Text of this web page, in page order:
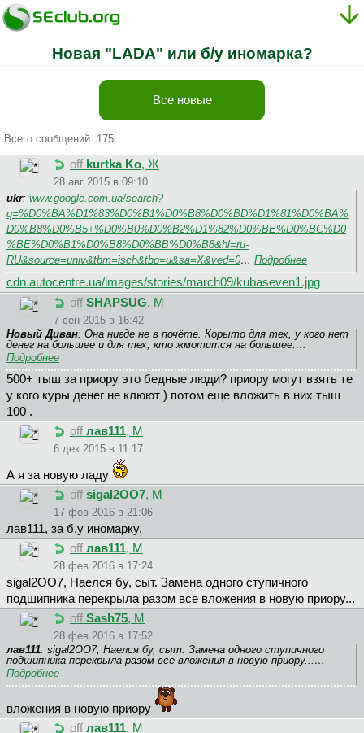
Новая "LADA" или б/у иномарка?
Все новые
Всего сообщений: 175
off kurtka Ko, Ж
28 авг 2015 в 09:10
ukr: www.google.com.ua/search?
q=%D0%BA%D1%83%D0%B1%D0%B8%D0%BD%D1%81%D0%BA%
D0%B8%D0%B5+%D0%B0%D0%B2%D1%82%D0%BE%D0%BC%D0
%BE%D0%B1%D0%B8%D0%BB%D0%B8&hl=ru-
RU&source=univ&tbm=isch&tbo=u&sa=X&ved=0… Подробнее
cdn.autocentre.ua/images/stories/march09/kubaseven1.jpg
off SHAPSUG, М
7 сен 2015 в 16:42
Новый Диван: Она нигде не в почёте. Корыто для тех, у кого нет
денег на большее и для тех, кто жмотится на большее.…
Подробнее
500+ тыш за приору это бедные люди? приору могут взять те
у кого куры денег не клюют ) потом еще вложить в них тыш
100 .
off лав111, М
6 дек 2015 в 11:17
А я за новую ладу
off sigal2OO7, М
17 фев 2016 в 21:06
лав111, за б.у иномарку.
off лав111, М
28 фев 2016 в 17:24
sigal2OO7, Наелся бу, сыт. Замена одного ступичного
подшипника перекрыла разом все вложения в новую приору...
off Sash75, М
28 фев 2016 в 17:52
лав111: sigal2OO7, Наелся бу, сыт. Замена одного ступичного
подшипника перекрыла разом все вложения в новую приору...…
Подробнее
вложения в новую приору
off лав111, М